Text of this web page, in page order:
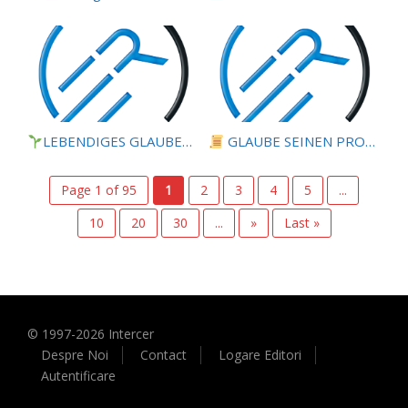
LEBENDIGES GLAUBENSLEBEN | Lektion 6.Geistliche
GLAUBE SEINEN PROPHETEN |
Page 1 of 95 1 2 3 4 5
...
10
20 30 ... » Last »
© 1997-2026 Intercer
Despre Noi
Contact
Logare Editori
Autentificare